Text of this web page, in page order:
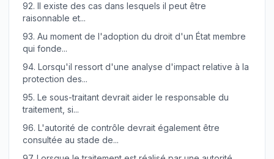
92. Il existe des cas dans lesquels il peut être
raisonnable et...
93. Au moment de l'adoption du droit d'un État membre
qui fonde...
94. Lorsqu'il ressort d'une analyse d'impact relative à la
protection des...
95. Le sous-traitant devrait aider le responsable du
traitement, si...
96. L'autorité de contrôle devrait également être
consultée au stade de...